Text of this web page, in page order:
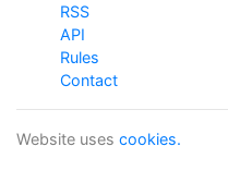
RSS
API
Rules
Contact
Website uses cookies.